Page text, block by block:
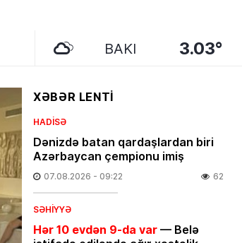
BAKI 3.03°
XƏBƏR LENTİ
HADISƏ
Dənizdə batan qardaşlardan biri
Azərbaycan çempionu imiş
07.08.2026 - 09:22 62
SƏHIYYƏ
Hər 10 evdən 9-da var— Belə